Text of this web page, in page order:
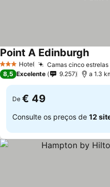
3 EstrelasHotel Camas cinco
Point A Edinburgh
8,5 Excelente 9.257 a 1.3
De € 49
Consulte os preços de 12